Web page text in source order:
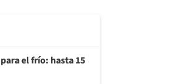
el frío: hasta 15